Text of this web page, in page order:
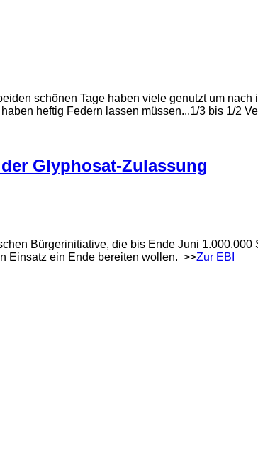
schönen Tage haben viele genutzt um
heftig Federn lassen müssen...1/3 bis 1/2
Glyphosat-Zulassung
Bürgerinitiative, die bis Ende Juni
Einsatz ein Ende bereiten wollen. >>Zur EBI